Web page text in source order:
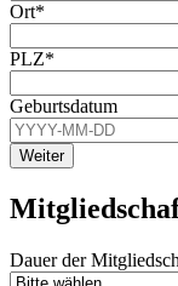
Ort*
PLZ*
Geburtsdatum
Weiter
Dauer der